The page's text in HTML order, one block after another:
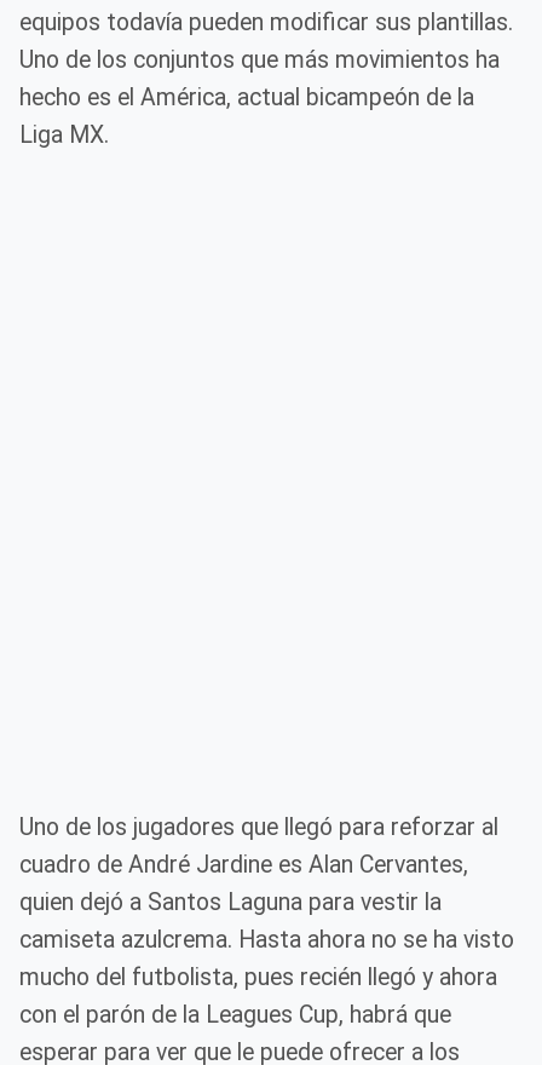
equipos todavía pueden modificar sus plantillas.
Uno de los conjuntos que más movimientos ha
hecho es el América, actual bicampeón de la
Liga MX.
Uno de los jugadores que llegó para reforzar al
cuadro de André Jardine es Alan Cervantes,
quien dejó a Santos Laguna para vestir la
camiseta azulcrema. Hasta ahora no se ha visto
mucho del futbolista, pues recién llegó y ahora
con el parón de la Leagues Cup, habrá que
esperar para ver que le puede ofrecer a los